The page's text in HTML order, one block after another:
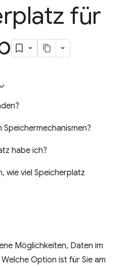
für
Speichermechanismen?
habe ich?
wie viel Speicherplatz
Möglichkeiten, Daten im
Option ist für Sie am